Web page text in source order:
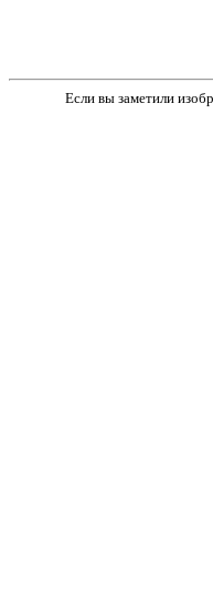
Если вы заметили